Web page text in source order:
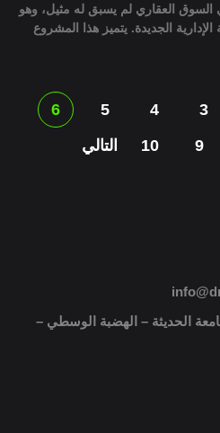
السوق العقاري لم يسبق له مثيل، وهو
الجديدة. يتميز هذا المشروع
3
4
5
6
9
10 التالي
5459 شارع الجامعة الحديثة – الهضبة الوسطي –